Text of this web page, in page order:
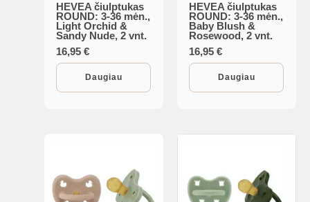
HEVEA čiulptukas
ROUND: 3-36 mėn.,
Light Orchid &
Sandy Nude, 2 vnt.
16,95€
Daugiau
HEVEA čiulptukas
ROUND: 3-36 mėn.,
Baby Blush &
Rosewood, 2 vnt.
16,95€
Daugiau